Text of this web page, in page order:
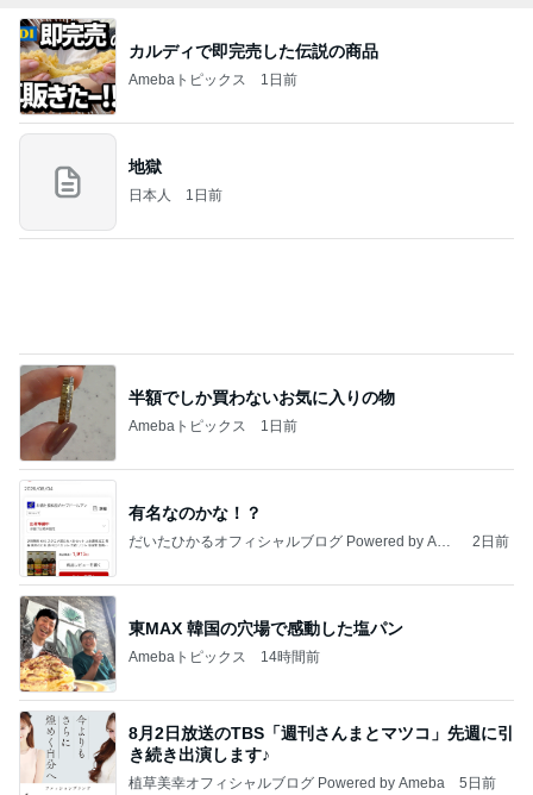
カルディで即完売した伝説の商品
Amebaトピックス 1日前
地獄
日本人 1日前
半額でしか買わないお気に入りの物
Amebaトピックス 1日前
有名なのかな！？
だいたひかるオフィシャルブログ Powered by Ame
2日前
東MAX 韓国の穴場で感動した塩パン
Amebaトピックス 14時間前
8月2日放送のTBS「週刊さんまとマツコ」先週に引
き続き出演します♪
植草美幸オフィシャルブログ Powered by Ameba 5日前